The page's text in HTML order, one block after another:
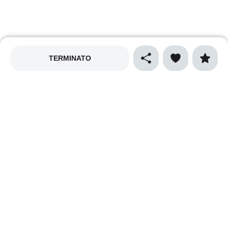
TERMINATO